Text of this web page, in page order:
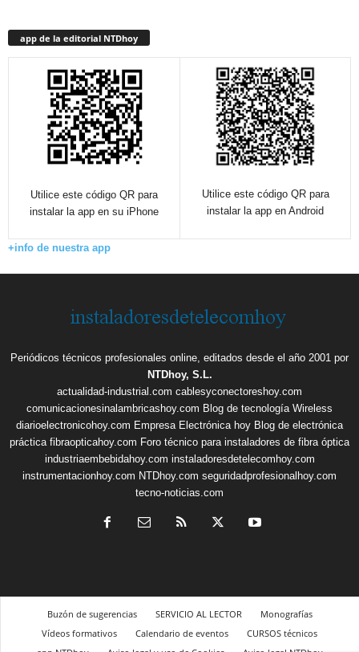
app de la editorial NTDhoy
Utilice este código QR para
instalar la app en su iPhone
Utilice este código QR para
instalar la app en Android
+info de nuestra app
Periódicos técnicos profesionales online, editados desde el año 2001 por
NTDhoy, S.L.
actualidad-industrial.com cablesyconectoreshoy.com
comunicacionesinalambricashoy.com Blog de tecnología Wireless
diarioelectronicohoy.com Empresa Electrónica hoy Blog de electrónica
práctica fibraopticahoy.com Foro técnico para instaladores de fibra óptica
industriaembebidahoy.com instaladoresdetelecomhoy.com
instrumentacionhoy.com NTDhoy.com seguridadprofesionalhoy.com
tecno-noticias.com
Buzón de sugerencias SERVICIO AL LECTOR
Monografías
Vídeos formativos
Calendario de eventos
CURSOS técnicos